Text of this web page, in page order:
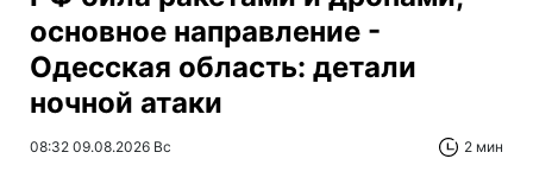
основное направление -
Одесская область: детали
ночной атаки
08:32 09.08.2026 Вс 2 мин